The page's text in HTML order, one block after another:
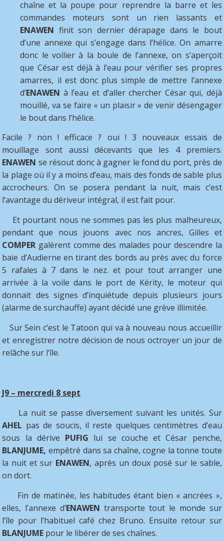
chaîne et la poupe pour reprendre la barre et les
commandes moteurs sont un rien lassants et
ENAWEN finit son dernier dérapage dans le bout
d’une annexe qui s’engage dans l’hélice. On amarre
donc le voilier à la boule de l’annexe, on s’aperçoit
que César est déjà à l’eau pour vérifier ses propres
amarres, il est donc plus simple de mettre l’annexe
d’ENAWEN à l’eau et d’aller chercher César qui, déjà
mouillé, va se faire « un plaisir » de venir désengager
le bout dans l’hélice.
Facile ? non ! efficace ? oui ! 3 nouveaux essais de
mouillage sont aussi décevants que les 4 premiers.
ENAWEN se résout donc à gagner le fond du port, près de
la plage où il y a moins d’eau, mais des fonds de sable plus
accrocheurs. On se posera pendant la nuit, mais c’est
l’avantage du dériveur intégral, il est fait pour.
Et pourtant nous ne sommes pas les plus malheureux,
pendant que nous jouons avec nos ancres, Gilles et
COMPER galèrent comme des malades pour descendre la
baie d’Audierne en tirant des bords au près avec du force
5 rafales à 7 dans le nez. et pour tout arranger une
arrivée à la voile dans le port de Kérity, le moteur qui
donnait des signes d’inquiétude depuis plusieurs jours
(alarme de surchauffe) ayant décidé une grève illimitée.
Sur Sein c’est le Tatoon qui va à nouveau nous accueillir
et enregistrer notre décision de nous octroyer un jour de
relâche sur l’île.
J9 – mercredi 8 sept
La nuit se passe diversement suivant les unités. Sur
AHEL pas de soucis, il reste quelques centimètres d’eau
sous la dérive PUFIG lui se couche et César penche,
BLANJUME, empêtré dans sa chaîne, cogne la tonne toute
la nuit et sur ENAWEN, après un doux posé sur le sable,
on dort.
Fin de matinée, les habitudes étant bien « ancrées »,
elles, l’annexe d’ENAWEN transporte tout le monde sur
l’île pour l’habituel café chez Bruno. Ensuite retour sur
BLANJUME pour le libérer de ses chaînes.